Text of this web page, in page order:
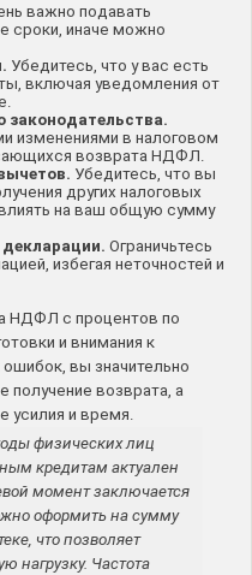
важно подавать
сроки, иначе можно
Убедитесь, что у вас есть
включая уведомления от
законодательства.
изменениями в налоговом
возврата НДФЛ.
Убедитесь, что вы
других налоговых
на ваш общую сумму
декларации. Ограничьтесь
избегая неточностей и
НДФЛ с процентов по
и внимания к
вы значительно
получение возврата, а
усилия и время.
физических лиц
кредитам актуален
момент заключается
оформить на сумму
что позволяет
нагрузку. Частота